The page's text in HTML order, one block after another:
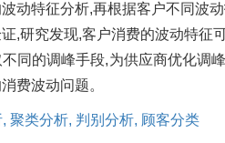
动特征分析,再根据客户不同波
,研究发现,客户消费的波动特
同的调峰手段,为供应商优化调
费波动问题。
聚类分析, 判别分析, 顾客分类